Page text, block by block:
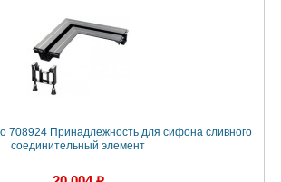
708924 Принадлежность для сифона сливного
соединительный элемент